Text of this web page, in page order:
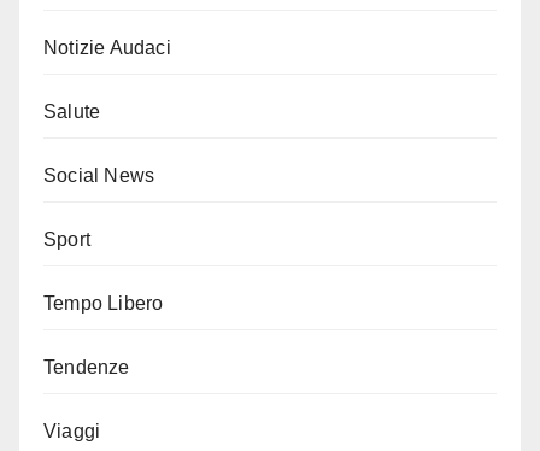
Notizie Audaci
Salute
Social News
Sport
Tempo Libero
Tendenze
Viaggi